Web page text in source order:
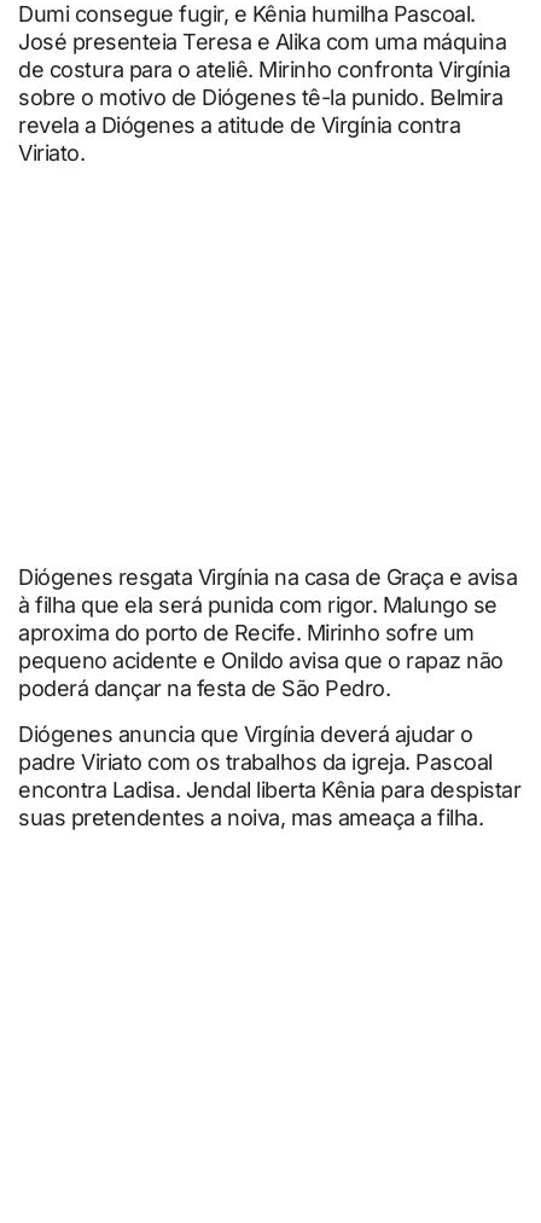
Dumi consegue fugir, e Kênia humilha Pascoal.
José presenteia Teresa e Alika com uma máquina
de costura para o ateliê. Mirinho confronta Virgínia
sobre o motivo de Diógenes tê-la punido. Belmira
revela a Diógenes a atitude de Virgínia contra
Viriato.
Diógenes resgata Virgínia na casa de Graça e avisa
à filha que ela será punida com rigor. Malungo se
aproxima do porto de Recife. Mirinho sofre um
pequeno acidente e Onildo avisa que o rapaz não
poderá dançar na festa de São Pedro.
Diógenes anuncia que Virgínia deverá ajudar o
padre Viriato com os trabalhos da igreja. Pascoal
encontra Ladisa. Jendal liberta Kênia para despistar
suas pretendentes a noiva, mas ameaça a filha.